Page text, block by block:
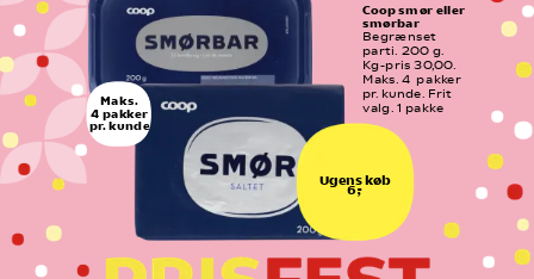
Ugens køb
6,-
Coop smør eller
smørbar
Begrænset
parti. 200 g.
Kg-pris 30,00.
Maks. 4  pakker
pr. kunde. Frit
valg. 1 pakke
Maks.
4 pakker
pr. kunde